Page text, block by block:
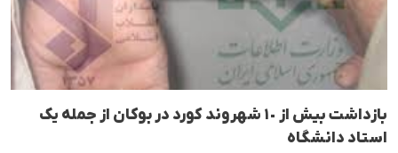
بازداشت بیش از ١٠ شهروند کورد در بوکان از جملە یک
استاد دانشگاه